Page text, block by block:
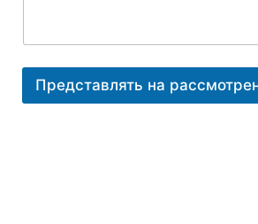
Представлять на